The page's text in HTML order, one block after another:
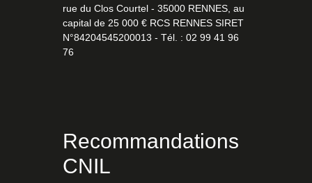
rue du Clos Courtel - 35000 RENNES, au
capital de 25 000 € RCS RENNES SIRET
N°84204545200013 - Tél. : 02 99 41 96
76
Recommandations
CNIL